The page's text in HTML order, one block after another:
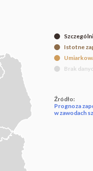
Istotne
Brak
Źródło:
Prognoza
w zawodach